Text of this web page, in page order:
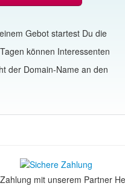
Gebot startest Du die
können Interessenten
der Domain-Name an den
mit unserem Partner